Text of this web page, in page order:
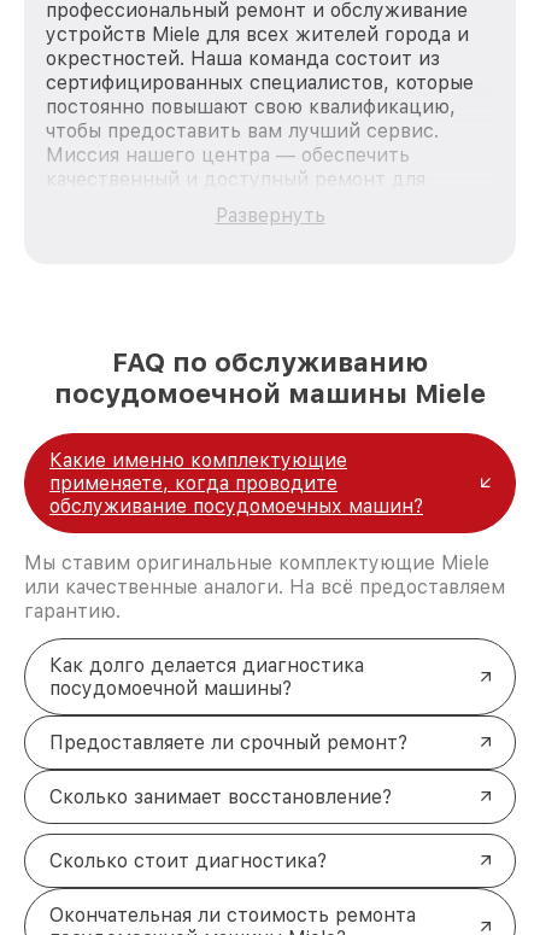
профессиональный ремонт и обслуживание
устройств Miele для всех жителей города и
окрестностей. Наша команда состоит из
сертифицированных специалистов, которые
постоянно повышают свою квалификацию,
чтобы предоставить вам лучший сервис.
Миссия нашего центра — обеспечить
качественный и доступный ремонт для
каждого пользователя продукции Miele, вне
зависимости от сложности поломки. Мы
Москве, постоянно повышая уровень доверия
и лояльности наших клиентов.
Развернуть
FAQ по обслуживанию
посудомоечной машины Miele
Какие именно комплектующие
применяете, когда проводите
обслуживание посудомоечных машин?
Мы ставим оригинальные комплектующие Miele
или качественные аналоги. На всё предоставляем
гарантию.
Как долго делается диагностика
посудомоечной машины?
Предоставляете ли срочный ремонт?
Сколько занимает восстановление?
Сколько стоит диагностика?
Окончательная ли стоимость ремонта